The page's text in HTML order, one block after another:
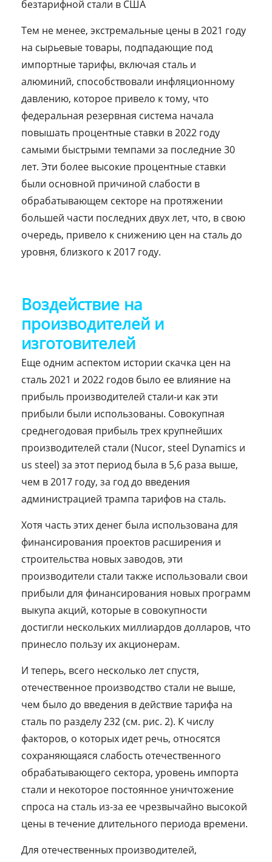
безтарифной стали в США
Тем не менее, экстремальные цены в 2021 году
на сырьевые товары, подпадающие под
импортные тарифы, включая сталь и
алюминий, способствовали инфляционному
давлению, которое привело к тому, что
федеральная резервная система начала
повышать процентные ставки в 2022 году
самыми быстрыми темпами за последние 30
лет. Эти более высокие процентные ставки
были основной причиной слабости в
обрабатывающем секторе на протяжении
большей части последних двух лет, что, в свою
очередь, привело к снижению цен на сталь до
уровня, близкого к 2017 году.
Воздействие на
производителей и
изготовителей
Еще одним аспектом истории скачка цен на
сталь 2021 и 2022 годов было ее влияние на
прибыль производителей стали-и как эти
прибыли были использованы. Совокупная
среднегодовая прибыль трех крупнейших
производителей стали (Nucor, steel Dynamics и
us steel) за этот период была в 5,6 раза выше,
чем в 2017 году, за год до введения
администрацией трампа тарифов на сталь.
Хотя часть этих денег была использована для
финансирования проектов расширения и
строительства новых заводов, эти
производители стали также использовали свои
прибыли для финансирования новых программ
выкупа акций, которые в совокупности
достигли нескольких миллиардов долларов, что
принесло пользу их акционерам.
И теперь, всего несколько лет спустя,
отечественное производство стали не выше,
чем было до введения в действие тарифа на
сталь по разделу 232 (см. рис. 2). К числу
факторов, о которых идет речь, относятся
сохраняющаяся слабость отечественного
обрабатывающего сектора, уровень импорта
стали и некоторое постоянное уничтожение
спроса на сталь из-за ее чрезвычайно высокой
цены в течение длительного периода времени.
Для отечественных производителей,